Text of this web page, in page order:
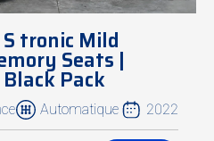
tronic Mild
Seats |
Pack
Automatique 2022